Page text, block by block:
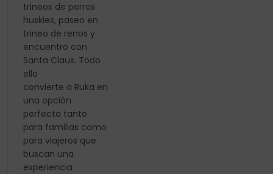
trineos de perros
huskies, paseo en
trineo de renos y
encuentro con
Santa Claus. Todo
ello
convierte a Ruka en
una opción
perfecta tanto
para familias como
para viajeros que
buscan una
experiencia